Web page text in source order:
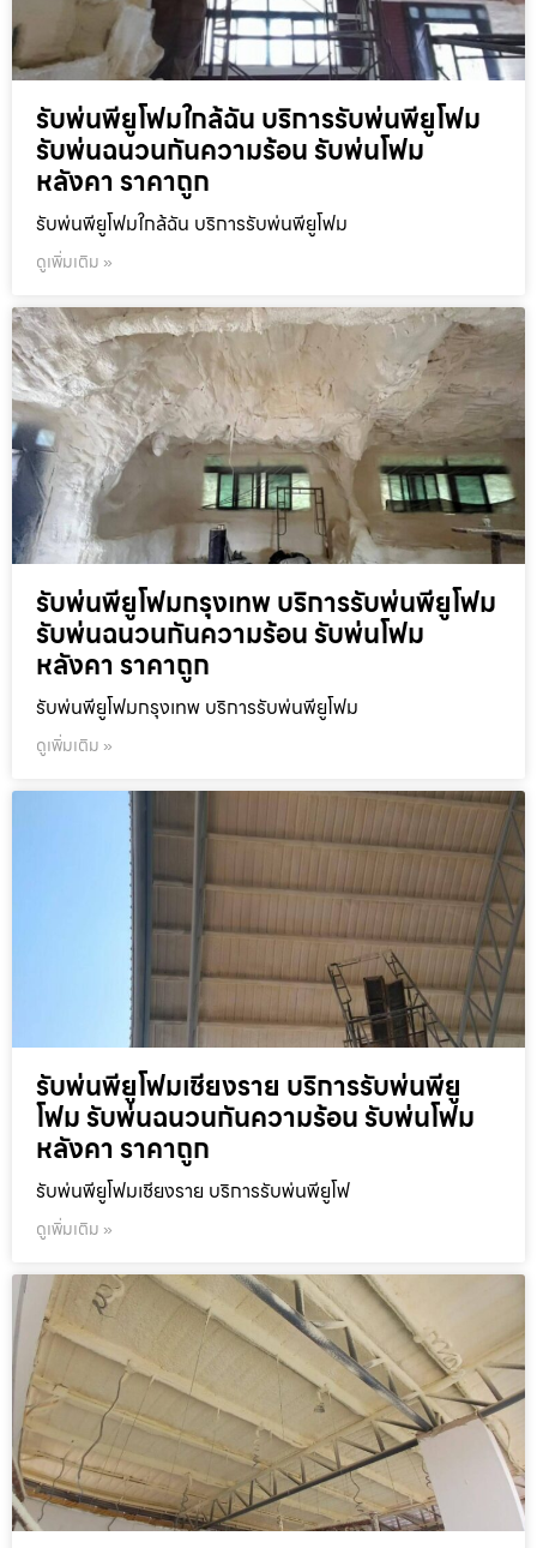
รับพ่นพียูโฟมใกล้ฉัน บริการรับพ่นพียูโฟม
รับพ่นฉนวนกันความร้อน รับพ่นโฟม
หลังคา ราคาถูก
รับพ่นพียูโฟมใกล้ฉัน บริการรับพ่นพียูโฟม
ดูเพิ่มเติม »
รับพ่นพียูโฟมกรุงเทพ บริการรับพ่นพียูโฟม
รับพ่นฉนวนกันความร้อน รับพ่นโฟม
หลังคา ราคาถูก
รับพ่นพียูโฟมกรุงเทพ บริการรับพ่นพียูโฟม
ดูเพิ่มเติม »
รับพ่นพียูโฟมเชียงราย บริการรับพ่นพียู
โฟม รับพ่นฉนวนกันความร้อน รับพ่นโฟม
หลังคา ราคาถูก
รับพ่นพียูโฟมเชียงราย บริการรับพ่นพียูโฟ
ดูเพิ่มเติม »